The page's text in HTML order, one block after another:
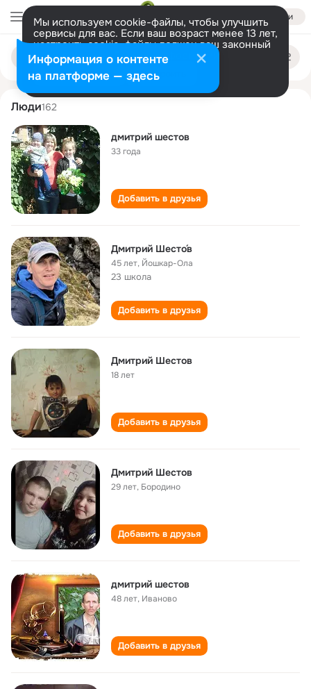
Войти
Мы используем cookie-файлы, чтобы улучшить
сервисы для вас. Если ваш возраст менее 13 лет,
настроить cookie-файлы должен ваш законный
представитель. Больше информации
Разрешить все Настроить
Поиск
людям
dmitriy shestov
Люди162
дмитрий шестов
33 года
Добавить в друзья
Дмитрий Шесто́в
45 лет, Йошкар-Ола
23 школа
Добавить в друзья
Дмитрий Шестов
18 лет
Добавить в друзья
Дмитрий Шестов
29 лет, Бородино
Добавить в друзья
дмитрий шестов
48 лет, Иваново
Добавить в друзья
Информация о контенте
на платформе — здесь